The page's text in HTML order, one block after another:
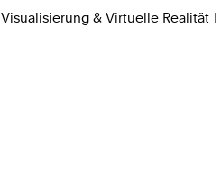
Visualisierung & Virtuelle Realität